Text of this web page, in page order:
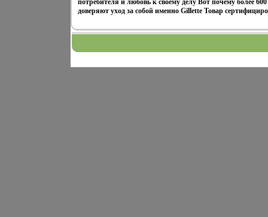
потребителя и любовь к своему делу Вот почему более
доверяют уход за собой именно Gillette Товар